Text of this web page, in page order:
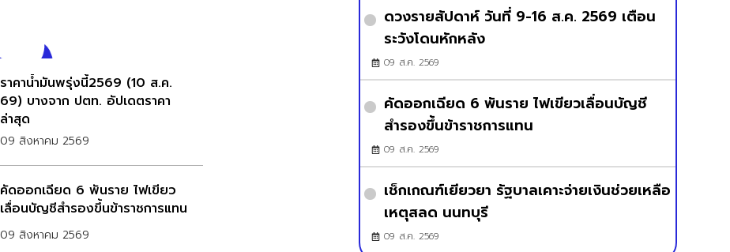
ราคาน้ำมันพรุ่งนี้2569 (10 ส.ค.
69) บางจาก ปตท. อัปเดตราคา
ล่าสุด
09 สิงหาคม 2569
คัดออกเฉียด 6 พันราย ไฟเขียว
เลื่อนบัญชีสำรองขึ้นข้าราชการแทน
09 สิงหาคม 2569
ดวงรายสัปดาห์ วันที่ 9-16 ส.ค. 2569 เตือน
ระวังโดนหักหลัง
09 ส.ค. 2569
คัดออกเฉียด 6 พันราย ไฟเขียวเลื่อนบัญชี
สำรองขึ้นข้าราชการแทน
09 ส.ค. 2569
เช็กเกณฑ์เยียวยา รัฐบาลเคาะจ่ายเงินช่วยเหลือ
เหตุสลด นนทบุรี
09 ส.ค. 2569